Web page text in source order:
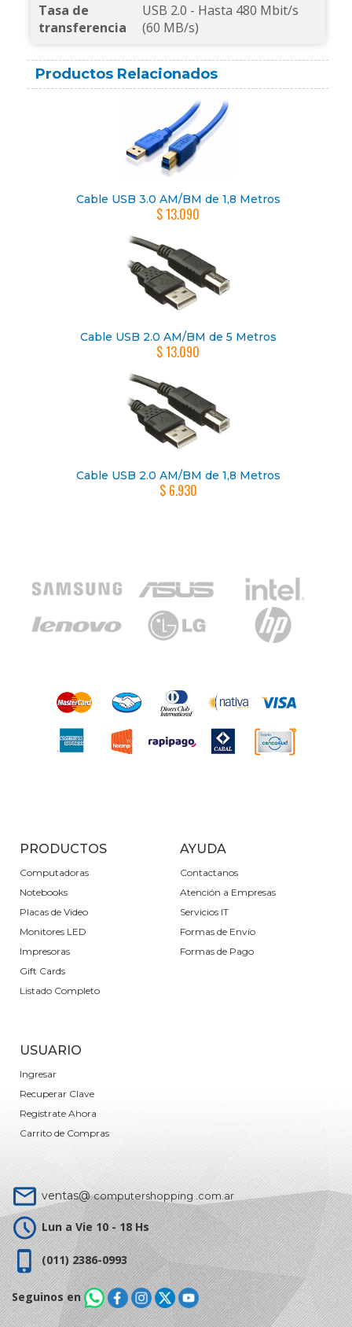
Tasa de
transferencia
USB 2.0 - Hasta 480 Mbit/s
(60 MB/s)
Productos Relacionados
Cable USB 3.0 AM/BM de 1,8 Metros
$ 13.090
Cable USB 2.0 AM/BM de 5 Metros
$ 13.090
Cable USB 2.0 AM/BM de 1,8 Metros
$ 6.930
PRODUCTOS
Computadoras
Notebooks
Placas de Video
Monitores LED
Impresoras
Gift Cards
Listado Completo
AYUDA
Contactanos
Atención a Empresas
Servicios IT
Formas de Envío
Formas de Pago
USUARIO
Ingresar
Recuperar Clave
Registrate Ahora
Carrito de Compras
ventas@computershopping .com.ar
Lun a Vie 10 - 18 Hs
(011) 2386-0993
Seguinos en